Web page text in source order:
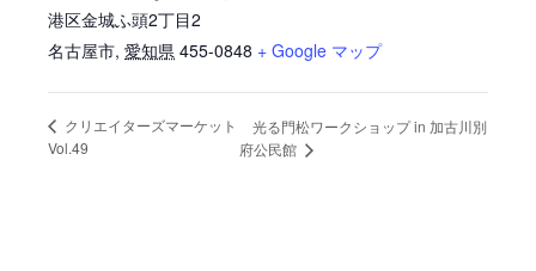
港区金城ふ頭2丁目2
名古屋市, 愛知県 455-0848 + Google マップ
クリエイターズマーケット
Vol.49
光る門松ワークショップ in 加古川別
府公民館